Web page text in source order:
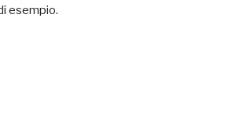
esempio.